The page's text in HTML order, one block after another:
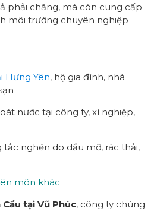
phải chăng, mà còn cung cấp
môi trường chuyên nghiệp
Hưng Yên, hộ gia đình, nhà
nước tại công ty, xí nghiệp,
nghẽn do dầu mỡ, rác thải,
môn khác
tại Vũ Phúc, công ty chúng